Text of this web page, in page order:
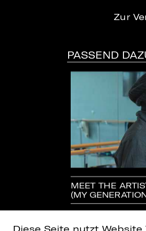
Zur
PASSEND
MEET THE
(MY
Diese Seite nutzt